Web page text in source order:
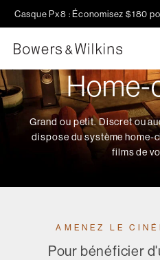
Casque Px8 : Économisez $180
Home-
Grand ou petit. Discret ou
dispose du système home-
films de
AMENEZ LE
Pour bénéficier